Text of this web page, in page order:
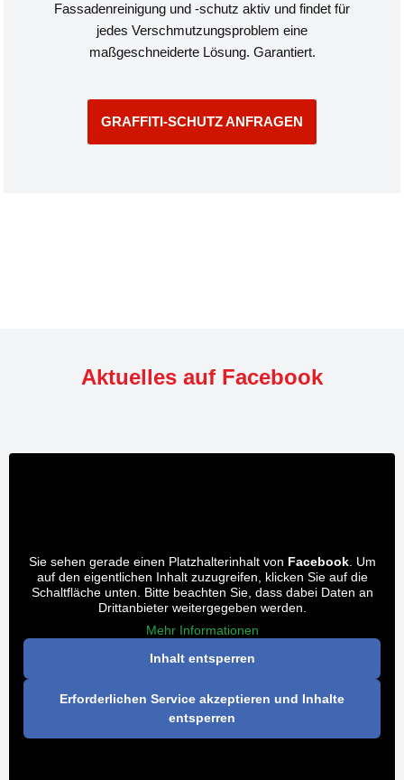
Fassadenreinigung und -schutz aktiv und findet für
jedes Verschmutzungsproblem eine
maßgeschneiderte Lösung. Garantiert.
GRAFFITI-SCHUTZ ANFRAGEN
Aktuelles auf Facebook
Sie sehen gerade einen Platzhalterinhalt von Facebook. Um
auf den eigentlichen Inhalt zuzugreifen, klicken Sie auf die
Schaltfläche unten. Bitte beachten Sie, dass dabei Daten an
Drittanbieter weitergegeben werden.
Mehr Informationen
Inhalt entsperren
Erforderlichen Service akzeptieren und Inhalte
entsperren